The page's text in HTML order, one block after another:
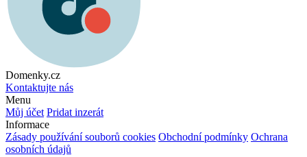
Domenky.cz
Kontaktujte nás
Menu
Můj účet Pridat inzerát
Informace
Zásady používání souborů cookies Obchodní podmínky Ochrana
osobních údajů